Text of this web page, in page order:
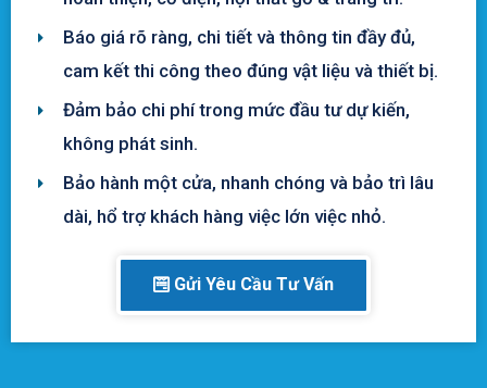
Báo giá rõ ràng, chi tiết và thông tin đầy đủ,
cam kết thi công theo đúng vật liệu và thiết bị.
Đảm bảo chi phí trong mức đầu tư dự kiến,
không phát sinh.
Bảo hành một cửa, nhanh chóng và bảo trì lâu
dài, hổ trợ khách hàng việc lớn việc nhỏ.
Gửi Yêu Cầu Tư Vấn